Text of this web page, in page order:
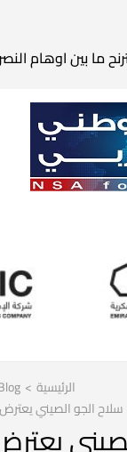
ما بين اوهام
الرئيسية >
سلاح الجو الصيني